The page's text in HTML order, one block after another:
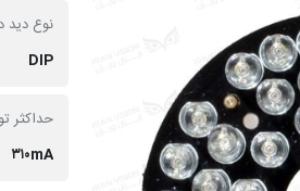
نوع
DIP
حداکثر
۳۱۰mA